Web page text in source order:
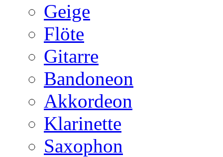
Geige
Flöte
Gitarre
Bandoneon
Akkordeon
Klarinette
Saxophon